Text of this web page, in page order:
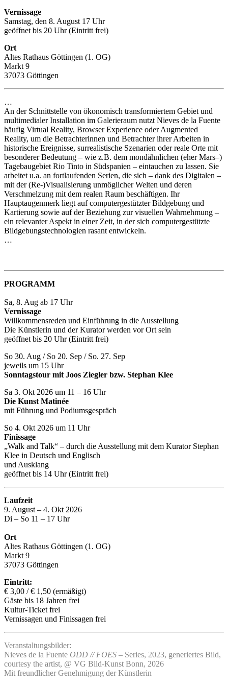
Vernissage
Samstag, den 8. August 17 Uhr
geöffnet bis 20 Uhr (Eintritt frei)
Ort
Altes Rathaus Göttingen (1. OG)
Markt 9
37073 Göttingen
…
An der Schnittstelle von ökonomisch transformiertem Gebiet und
multimedialer Installation im Galerieraum nutzt Nieves de la Fuente
häufig Virtual Reality, Browser Experience oder Augmented
Reality, um die Betrachterinnen und Betrachter ihrer Arbeiten in
historische Ereignisse, surrealistische Szenarien oder reale Orte mit
besonderer Bedeutung – wie z.B. dem mondähnlichen (eher Mars–)
Tagebaugebiet Rio Tinto in Südspanien – eintauchen zu lassen. Sie
arbeitet u.a. an fortlaufenden Serien, die sich – dank des Digitalen –
mit der (Re-)Visualisierung unmöglicher Welten und deren
Verschmelzung mit dem realen Raum beschäftigen. Ihr
Hauptaugenmerk liegt auf computergestützter Bildgebung und
Kartierung sowie auf der Beziehung zur visuellen Wahrnehmung –
ein relevanter Aspekt in einer Zeit, in der sich computergestützte
Bildgebungstechnologien rasant entwickeln.
…
PROGRAMM
Sa, 8. Aug ab 17 Uhr
Vernissage
Willkommensreden und Einführung in die Ausstellung
Die Künstlerin und der Kurator werden vor Ort sein
geöffnet bis 20 Uhr (Eintritt frei)
So 30. Aug / So 20. Sep / So. 27. Sep
jeweils um 15 Uhr
Sonntagstour mit Joos Ziegler bzw. Stephan Klee
Sa 3. Okt 2026 um 11 – 16 Uhr
Die Kunst Matinée
mit Führung und Podiumsgespräch
So 4. Okt 2026 um 11 Uhr
Finissage
„Walk and Talk“ – durch die Ausstellung mit dem Kurator Stephan
Klee in Deutsch und Englisch
und Ausklang
geöffnet bis 14 Uhr (Eintritt frei)
Laufzeit
9. August – 4. Okt 2026
Di – So 11 – 17 Uhr
Ort
Altes Rathaus Göttingen (1. OG)
Markt 9
37073 Göttingen
Eintritt:
€ 3,00 / € 1,50 (ermäßigt)
Gäste bis 18 Jahren frei
Kultur-Ticket frei
Vernissagen und Finissagen frei
Veranstaltungsbilder:
Nieves de la Fuente ODD // FOES – Series, 2023, generiertes Bild,
courtesy the artist, @ VG Bild-Kunst Bonn, 2026
Mit freundlicher Genehmigung der Künstlerin